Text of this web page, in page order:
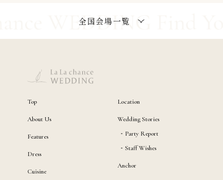
全国会場一覧
Top
About Us
Features
Dress
Cuisine
Location
Wedding Stories
Party Report
Staff Wishes
Anchor